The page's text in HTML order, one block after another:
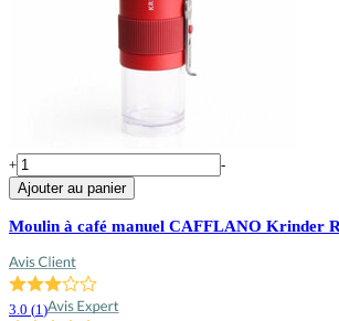
+
-
Ajouter au panier
Moulin à café manuel CAFFLANO Krinder
3.0 (1)